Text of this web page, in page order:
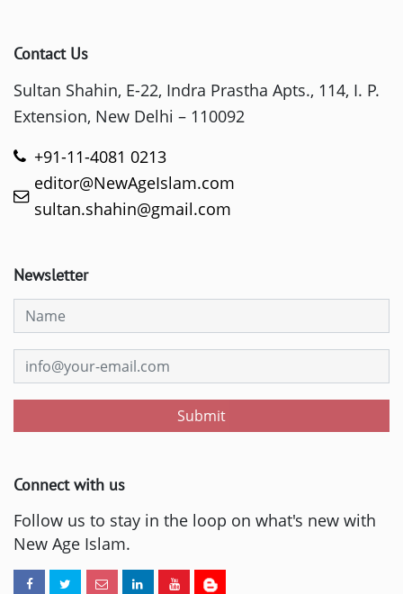
Contact Us
Sultan Shahin, E-22, Indra Prastha Apts., 114, I. P.
Extension, New Delhi – 110092
+91-11-4081 0213
editor@NewAgeIslam.com
sultan.shahin@gmail.com
Newsletter
Submit
Connect with us
Follow us to stay in the loop on what's new with
New Age Islam.